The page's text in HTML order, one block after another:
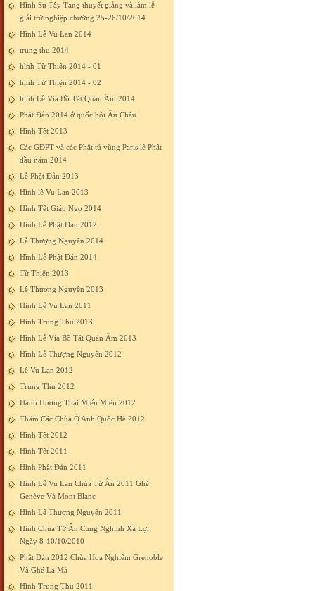
Hình Sư Tây Tạng thuyết giảng và làm lễ
giải trừ nghiệp chướng 25-26/10/2014
Hình Lễ Vu Lan 2014
trung thu 2014
hình Từ Thiện 2014 - 01
hình Từ Thiện 2014 - 02
hình Lễ Vía Bồ Tát Quán Âm 2014
Phật Đản 2014 ở quốc hội Âu Châu
Hình Tết 2013
Các GĐPT và các Phật tử vùng Paris lễ Phật
đầu năm 2014
Lễ Phật Đản 2013
Hình lễ Vu Lan 2013
Hình Tết Giáp Ngọ 2014
Hình Lễ Phật Đản 2012
Lễ Thượng Nguyên 2014
Hình Lễ Phật Đản 2014
Từ Thiện 2013
Lễ Thượng Nguyên 2013
Hình Lễ Vu Lan 2011
Hình Trung Thu 2013
Hình Lễ Vía Bồ Tát Quán Âm 2013
Hình Lễ Thượng Nguyên 2012
Lễ Vu Lan 2012
Trung Thu 2012
Hành Hương Thái Miến Miên 2012
Thăm Các Chùa Ở Anh Quốc Hè 2012
Hình Tết 2012
Hình Tết 2011
Hình Phật Đản 2011
Hình Lễ Vu Lan Chùa Từ Ân 2011 Ghé
Genève Và Mont Blanc
Hình Lễ Thượng Nguyên 2011
Hình Chùa Từ Ân Cung Nghinh Xá Lợi
Ngày 8-10/10/2010
Phật Đản 2012 Chùa Hoa Nghiêm Grenoble
Và Ghé La Mã
Hình Trung Thu 2011